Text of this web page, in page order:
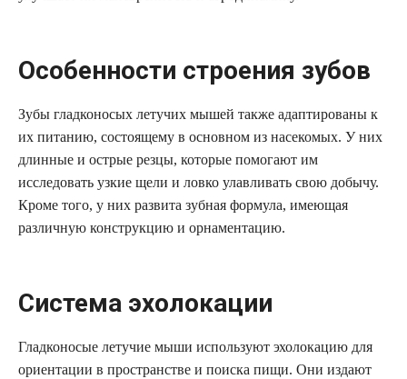
Особенности строения зубов
Зубы гладконосых летучих мышей также адаптированы к
их питанию, состоящему в основном из насекомых. У них
длинные и острые резцы, которые помогают им
исследовать узкие щели и ловко улавливать свою добычу.
Кроме того, у них развита зубная формула, имеющая
различную конструкцию и орнаментацию.
Система эхолокации
Гладконосые летучие мыши используют эхолокацию для
ориентации в пространстве и поиска пищи. Они издают